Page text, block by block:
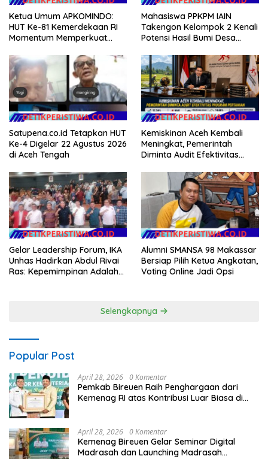
Ketua Umum APKOMINDO:
HUT Ke-81 Kemerdekaan RI
Momentum Memperkuat
Teknologi, dan Kepastian
Hukum Menuju Indonesia
Emas 2045
Mahasiswa PPKPM IAIN
Takengon Kelompok 2 Kenali
Potensi Hasil Bumi Desa
Satupena.co.id Tetapkan HUT
Ke-4 Digelar 22 Agustus 2026
di Aceh Tengah
Kemiskinan Aceh Kembali
Meningkat, Pemerintah
Diminta Audit Efektivitas
Gelar Leadership Forum, IKA
Unhas Hadirkan Abdul Rivai
Ras: Kepemimpinan Adalah
Alumni SMANSA 98 Makassar
Bersiap Pilih Ketua Angkatan,
Voting Online Jadi Opsi
Selengkapnya
Popular Post
April 28, 2026 0 Komentar
Pemkab Bireuen Raih Penghargaan dari
Kemenag RI atas Kontribusi Luar Biasa di
April 28, 2026 0 Komentar
Kemenag Bireuen Gelar Seminar Digital
Madrasah dan Launching Madrasah